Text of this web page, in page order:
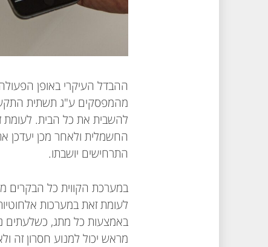
ההבדל העיקרי באופן
מהמפסקים ע"ג תשתית
להשבית את כל הבית.
החשמלית ולאחר מכן יעדכן
התרחישים יושבתו.
במערכת הקווית כל הבקרים
לעומת זאת במערכות
באמצעות כל מתג, כשלעתים
מראש יכול למנוע חסרון זה